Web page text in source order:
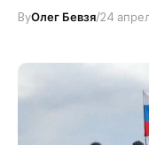
ByОлег Бевзя/24